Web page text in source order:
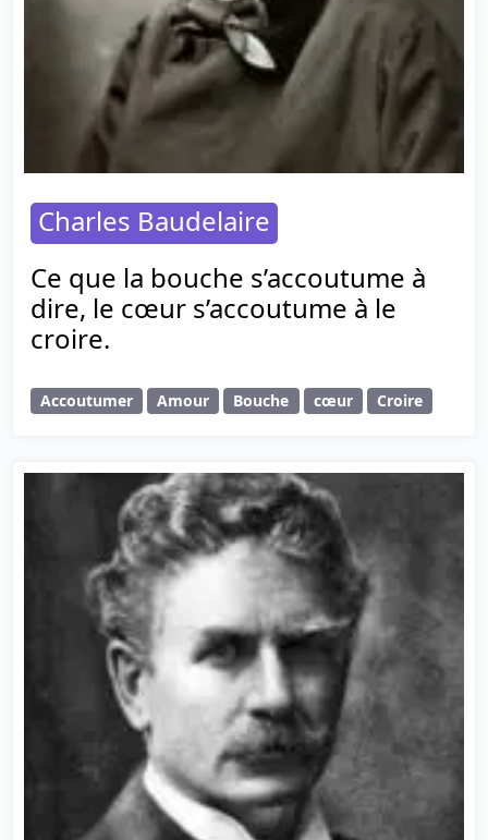
Charles Baudelaire
Ce que la bouche s’accoutume à
dire, le cœur s’accoutume à le
croire.
Accoutumer Amour Bouche cœur Croire